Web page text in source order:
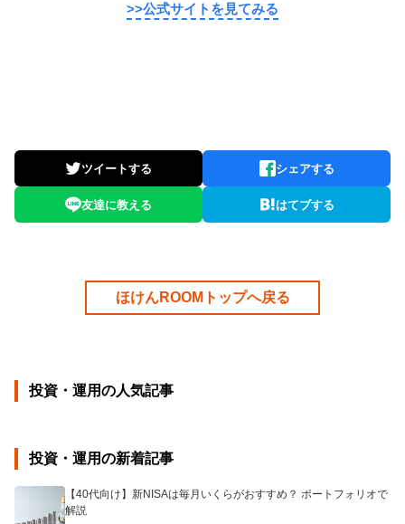
>>公式サイトを見てみる
ツイートする シェアする
友達に教える はてブする
ほけんROOMトップへ戻る
投資・運用の人気記事
投資・運用の新着記事
【40代向け】新NISAは毎月いくらがおすすめ？ ポートフォリオで
解説